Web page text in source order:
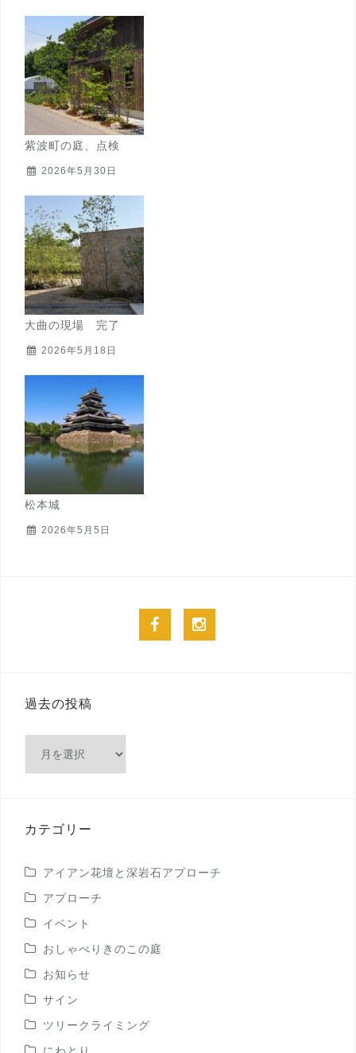
紫波町の庭、点検
2026年5月30日
大曲の現場 完了
2026年5月18日
松本城
2026年5月5日
facebook
過去の投稿
稿
カテゴリー
アイアン花壇と深岩石アプローチ
アプローチ
イベント
おしゃべりきのこの庭
お知らせ
サイン
ツリークライミング
にわとり